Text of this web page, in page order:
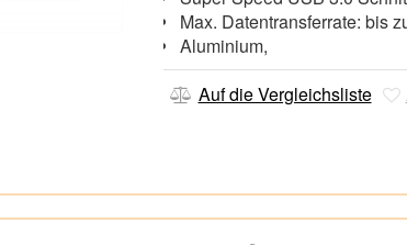
Max. Datentransferrate: bis
Aluminium,
Auf die Vergleichsliste